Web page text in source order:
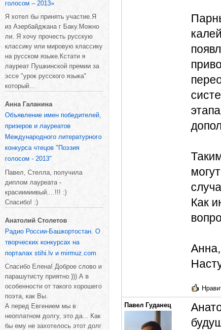
голосом – 2013»
Я хотел бы принять участие.Я
из Азербайджана г Баку.Можно
ли. Я хочу прочесть русскую
классику или мировую классику
на русском языке.Кстати я
лауреат Пушкинской премии за
эссе "урок русского языка"
который...
Анна Галанина
Объявление имен победителей,
призеров и лауреатов
Международного литературного
конкурса чтецов "Поэзия
голосом - 2013"
Павел, Стелла, получила
диплом лауреата -
красииииивый....!!! :)
Спасибо! :)
Анатолий Столетов
Радио России-Башкортостан. О
творческих конкурсах на
порталах stihi.lv и mirmuz.com
Спасибо Елена! Доброе слово и
парашутисту приятно ))) А в
особенности от такого хорошего
поэта, как Вы.
А перед Евгением мы в
неоплатном долгу, это да... Как
бы ему не захотелось этот долг
Как
Павел Гуданец